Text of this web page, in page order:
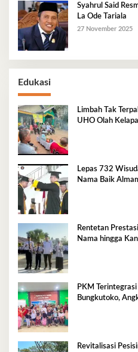
Syahrul Said
La Ode Tariala
27 November 2025
Edukasi
Limbah Tak
UHO Olah
Lepas 732
Nama Baik
Rentetan
Nama hingga
PKM
Bungkutoko,
Revitalisasi